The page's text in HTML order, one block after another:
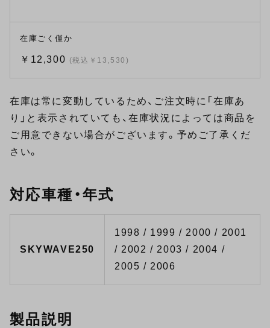
在庫ごく僅か
￥12,300 (税込￥13,530)
在庫は常に変動しているため、ご注文時に「在庫あ
り」と表示されていても、在庫状況によっては商品を
ご用意できない場合がございます。予めご了承くだ
さい。
対応車種・年式
SKYWAVE250
1998 / 1999 / 2000 / 2001
/ 2002 / 2003 / 2004 /
2005 / 2006
製品説明